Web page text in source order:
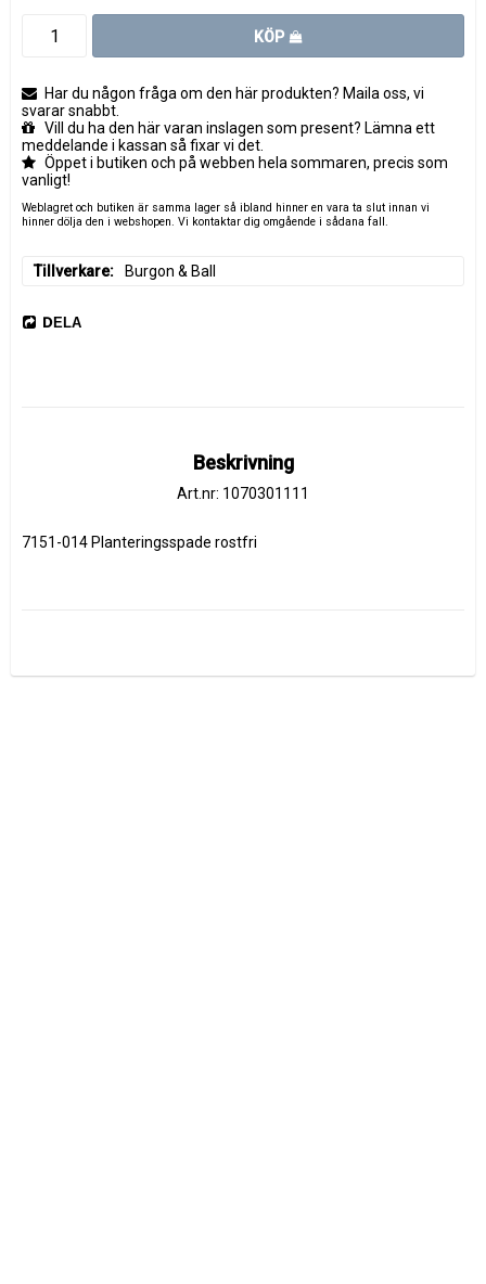
KÖP
Har du någon fråga om den här produkten? Maila oss, vi
svarar snabbt.
Vill du ha den här varan inslagen som present? Lämna ett
meddelande i kassan så fixar vi det.
Öppet i butiken och på webben hela sommaren, precis som
vanligt!
Weblagret och butiken är samma lager så ibland hinner en vara ta slut innan vi
hinner dölja den i webshopen. Vi kontaktar dig omgående i sådana fall.
Tillverkare Burgon & Ball
DELA
Beskrivning
Art.nr: 1070301111
7151-014 Planteringsspade rostfri